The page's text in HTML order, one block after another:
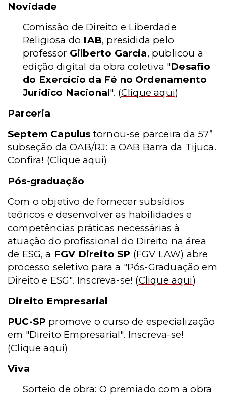
Novidade
Comissão de Direito e Liberdade
Religiosa do IAB, presidida pelo
professor Gilberto Garcia, publicou a
edição digital da obra coletiva "Desafio
do Exercício da Fé no Ordenamento
Jurídico Nacional". (Clique aqui)
Parceria
Septem Capulus tornou-se parceira da 57ª
subseção da OAB/RJ: a OAB Barra da Tijuca.
Confira! (Clique aqui)
Pós-graduação
Com o objetivo de fornecer subsídios
teóricos e desenvolver as habilidades e
competências práticas necessárias à
atuação do profissional do Direito na área
de ESG, a FGV Direito SP (FGV LAW) abre
processo seletivo para a "Pós-Graduação em
Direito e ESG". Inscreva-se! (Clique aqui)
Direito Empresarial
PUC-SP promove o curso de especialização
em "Direito Empresarial". Inscreva-se!
(Clique aqui)
Viva
Sorteio de obra: O premiado com a obra